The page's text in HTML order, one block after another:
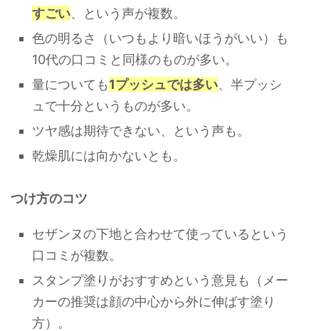
すごい、という声が複数。
色の明るさ（いつもより暗いほうがいい）も
10代の口コミと同様のものが多い。
量についても1プッシュでは多い、半プッシ
ュで十分というものが多い。
ツヤ感は期待できない、という声も。
乾燥肌には向かないとも。
つけ方のコツ
セザンヌの下地と合わせて使っているという
口コミが複数。
スタンプ塗りがおすすめという意見も（メー
カーの推奨は顔の中心から外に伸ばす塗り
方）。